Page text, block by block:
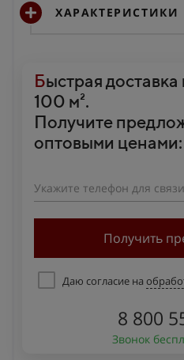
ХАРАКТЕРИСТИКИ
Быстрая
100 м².
Получите
оптовыми ценами:
Укажите телефон для
Получить
Даю согласие на
8 800
Звонок